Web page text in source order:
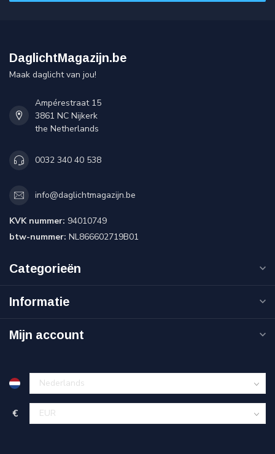
DaglichtMagazijn.be
Maak daglicht van jou!
Ampérestraat 15
3861 NC Nijkerk
the Netherlands
0032 340 40 538
info@daglichtmagazijn.be
KVK nummer: 94010749
btw-nummer: NL866602719B01
Categorieën
Informatie
Mijn account
€